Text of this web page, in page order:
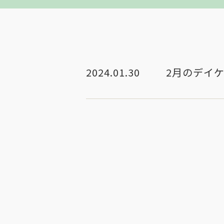
2024.01.30 2月のデイ